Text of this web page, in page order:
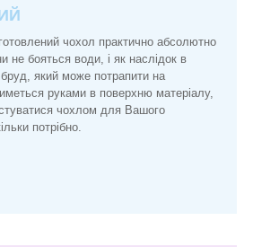
чохол практично абсолютно
не бояться води, і як наслідок в
бруд, який може потрапити на
руками в поверхню матеріалу,
чохлом для Вашого
потрібно.